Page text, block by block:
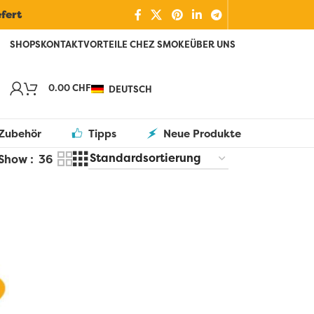
SHOPSKONTAKTVORTEILE CHEZ SMOKEÜBER UNS
0.00CHF DEUTSCH
Tipps Neue Produkte
36